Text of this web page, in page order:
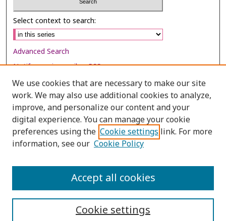
Select context to search:
Advanced Search
Notify me via email orRSS
Browse
Collections
Disciplines
Authors
We use cookies that are necessary to make our site
work. We may also use additional cookies to analyze,
improve, and personalize our content and your
digital experience. You can manage your cookie
preferences using the Cookie settings link. For more
information, see our Cookie Policy
Cookie settings
Accept all cookies